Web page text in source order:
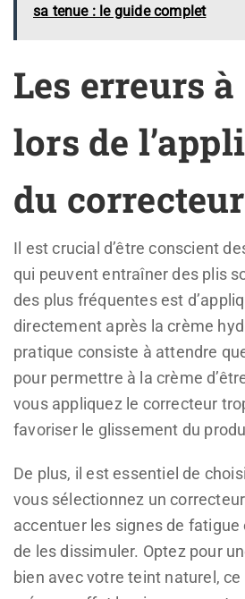
sa tenue : le guide complet
Les erreurs
lors de
du correcteur
Il est crucial d’être conscient
qui peuvent entraîner des plis
des plus fréquentes est
directement après la crème
pratique consiste à attendre
pour permettre à la crème
vous appliquez le correcteur
favoriser le glissement du
De plus, il est essentiel de
vous sélectionnez un
accentuer les signes de fatigue
de les dissimuler. Optez pour
bien avec votre teint naturel,